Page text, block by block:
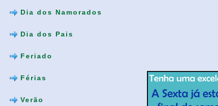
Dia dos Namorados
Dia dos Pais
Feriado
Férias
Verão